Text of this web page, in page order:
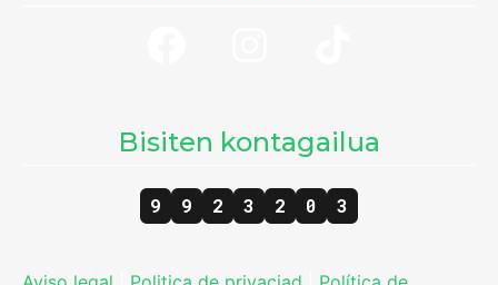
Bisiten kontagailua
9 9 2 3 2 0 3